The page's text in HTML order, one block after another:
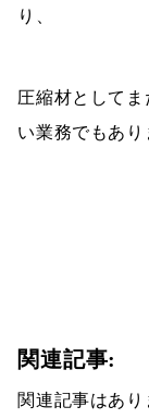
り、
圧縮材として
い業務でもあり
関連記事:
関連記事はあり